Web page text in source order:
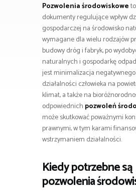
Pozwolenia środowiskowe
dokumenty regulujące wpływ
gospodarczej na środowisko
wymagane dla wielu rodzajów
budowy dróg i fabryk, po
naturalnych i gospodarkę
jest minimalizacja negatywnego
działalności człowieka na
klimat, a także na
odpowiednich pozwoleń
może skutkować poważnymi
prawnymi, w tym karami
wstrzymaniem działalności.
Kiedy potrzebne są
pozwolenia